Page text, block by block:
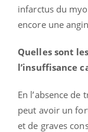
infarctus du
encore une
Quelles sont
l’insuffisance
En l’absence
peut avoir un
et de graves